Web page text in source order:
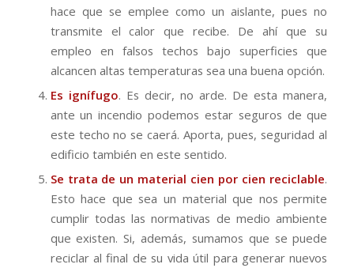
hace que se emplee como un aislante, pues no
transmite el calor que recibe. De ahí que su
empleo en falsos techos bajo superficies que
alcancen altas temperaturas sea una buena opción.
Es ignífugo. Es decir, no arde. De esta manera,
ante un incendio podemos estar seguros de que
este techo no se caerá. Aporta, pues, seguridad al
edificio también en este sentido.
Se trata de un material cien por cien reciclable.
Esto hace que sea un material que nos permite
cumplir todas las normativas de medio ambiente
que existen. Si, además, sumamos que se puede
reciclar al final de su vida útil para generar nuevos